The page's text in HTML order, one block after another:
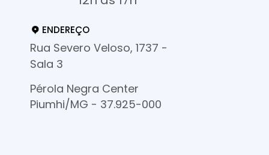
ENDEREÇO
Rua Severo Veloso, 1737 -
Sala 3
Pérola Negra Center
Piumhi/MG - 37.925-000